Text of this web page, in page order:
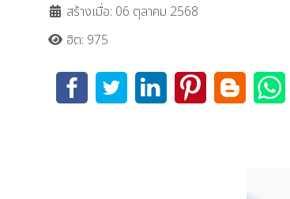
สร้างเมื่อ: 06 ตุลาคม 2568
ฮิต: 975